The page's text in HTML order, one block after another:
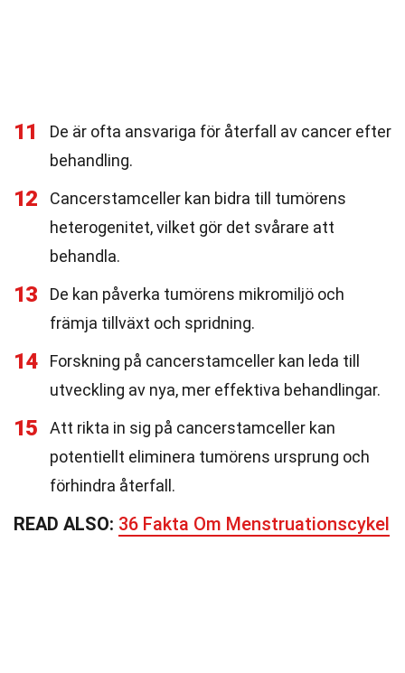
11
De är ofta ansvariga för återfall av cancer efter
behandling.
12
Cancerstamceller kan bidra till tumörens
heterogenitet, vilket gör det svårare att
behandla.
13
De kan påverka tumörens mikromiljö och
främja tillväxt och spridning.
14
Forskning på cancerstamceller kan leda till
utveckling av nya, mer effektiva behandlingar.
15
Att rikta in sig på cancerstamceller kan
potentiellt eliminera tumörens ursprung och
förhindra återfall.
READ ALSO: 36 Fakta Om Menstruationscykel